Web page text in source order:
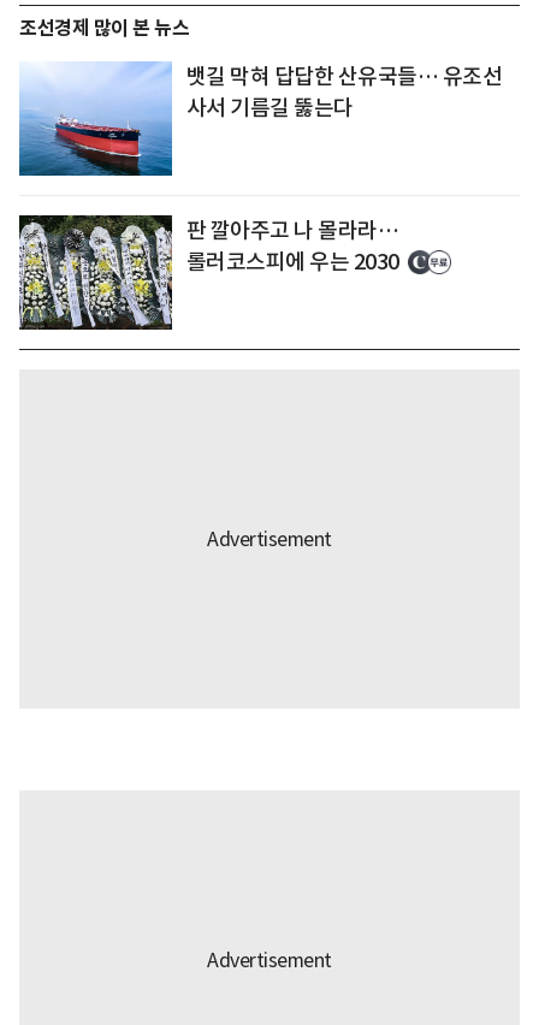
조선경제 많이 본 뉴스
뱃길 막혀 답답한 산유국들… 유조선
사서 기름길 뚫는다
판 깔아주고 나 몰라라…
롤러코스피에 우는 2030